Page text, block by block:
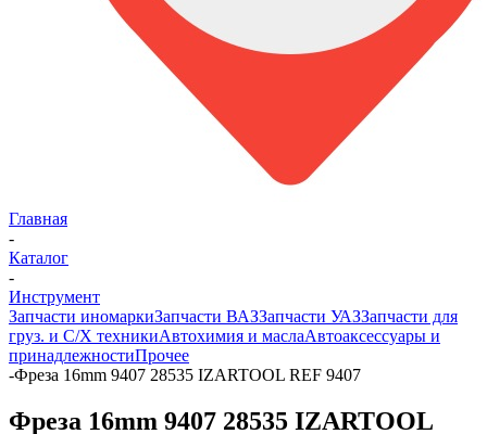
Главная
-
Каталог
-
Инструмент
Запчасти иномаркиЗапчасти ВАЗЗапчасти УАЗЗапчасти для
груз. и С/Х техникиАвтохимия и маслаАвтоаксессуары и
принадлежностиПрочее
-Фреза 16mm 9407 28535 IZARTOOL REF 9407
Фреза 16mm 9407 28535 IZARTOOL